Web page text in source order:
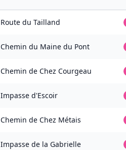
Route du Tailland
Chemin du Maine du Pont
Chemin de Chez Courgeau
Impasse d'Escoir
Chemin de Chez Métais
Impasse de la Gabrielle